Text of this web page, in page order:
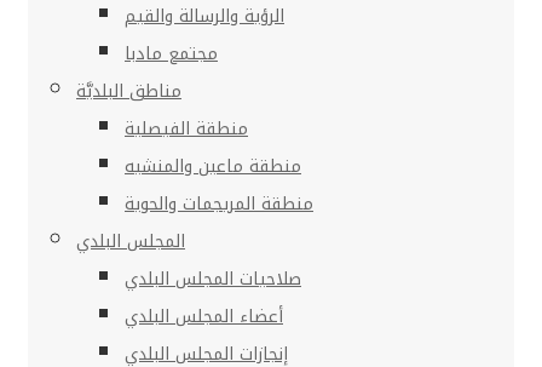
الرؤية والرسالة والقيم
مجتمع مادبا
مناطق البلديَّة
منطقة الفيصلية
منطقة ماعين والمنشيه
منطقة المريجمات والحوية
المجلس البلدي
صلاحيات المجلس البلدي
أعضاء المجلس البلدي
إنجازات المجلس البلدي